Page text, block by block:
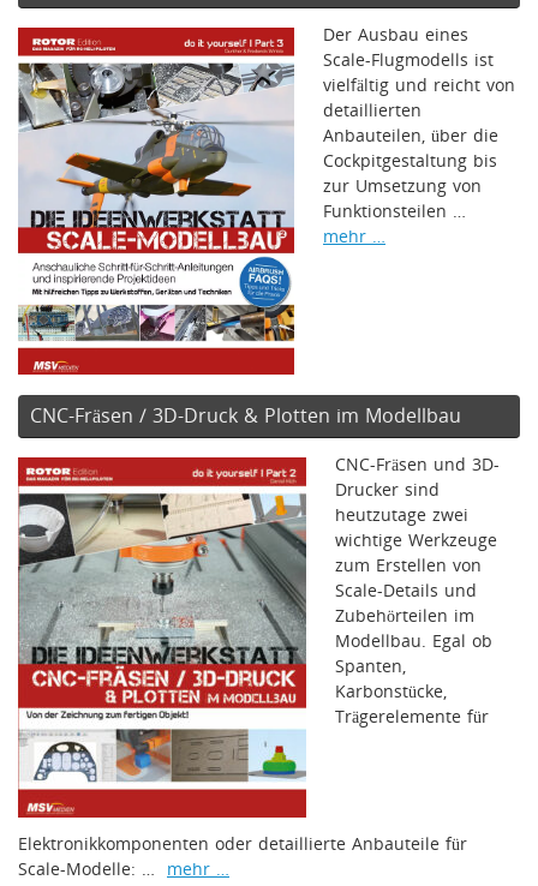
Der Ausbau eines
Scale-Flugmodells ist
vielfältig und reicht von
detaillierten
Anbauteilen, über die
Cockpitgestaltung bis
zur Umsetzung von
Funktionsteilen …
mehr …
CNC-Fräsen / 3D-Druck & Plotten im Modellbau
CNC-Fräsen und 3D-
Drucker sind
heutzutage zwei
wichtige Werkzeuge
zum Erstellen von
Scale-Details und
Zubehörteilen im
Modellbau. Egal ob
Spanten,
Karbonstücke,
Trägerelemente für
Elektronikkomponenten oder detaillierte Anbauteile für
Scale-Modelle: … mehr …